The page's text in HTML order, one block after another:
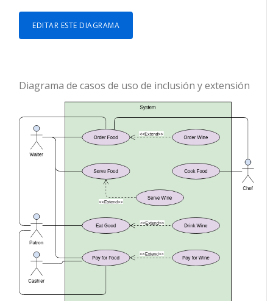
EDITAR ESTE DIAGRAMA
Diagrama de casos de uso de inclusión y extensión